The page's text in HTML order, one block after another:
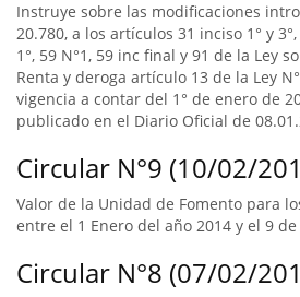
Instruye sobre las modificaciones
20.780, a los artículos 31 inciso 1° y
1°, 59 N°1, 59 inc final y 91 de la Ley
Renta y deroga artículo 13 de la Ley
vigencia a contar del 1° de enero de
publicado en el Diario Oficial de
Circular N°9 (10/02/
Valor de la Unidad de Fomento para
entre el 1 Enero del año 2014 y el 9
Circular N°8 (07/02/